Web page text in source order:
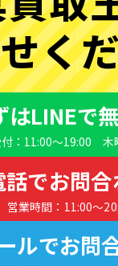
く
はLINEで
付：11:00〜19:00 木
話でお問
営業時間：11:00〜
ルでお問